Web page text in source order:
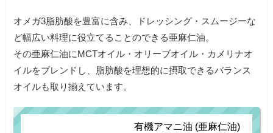
オメガ3脂肪酸を豊富に含み、ドレッシング・スムージーな
ど幅広い料理に役立てることのできる亜麻仁油。
その亜麻仁油にMCTオイル・オリーブオイル・カメリナオ
イルをブレンドし、脂肪酸を理想的に摂取できるバランス
オイルも取り揃えています。
有機アマニ油 (亜麻仁油)